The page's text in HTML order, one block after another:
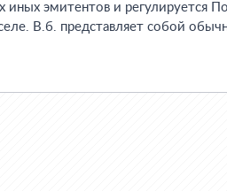
иных эмитентов и регулируется
В.б. представляет собой